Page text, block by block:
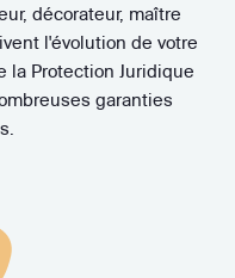
décorateur, maître
l'évolution de votre
la Protection Juridique
garanties